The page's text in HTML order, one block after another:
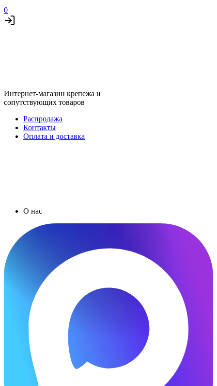
0
Интернет-магазин крепежа и
сопутствующих товаров
Распродажа
Контакты
Оплата и доставка
О нас